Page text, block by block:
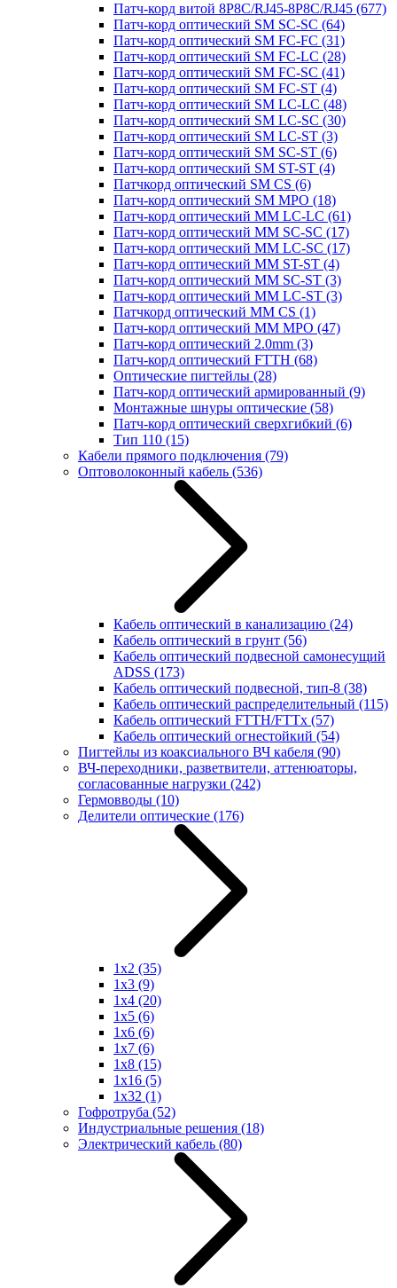
Патч-корд витой 8P8C/RJ45-8P8C/RJ45 (677)
Патч-корд оптический SM SC-SC (64)
Патч-корд оптический SM FC-FC (31)
Патч-корд оптический SM FC-LC (28)
Патч-корд оптический SM FC-SC (41)
Патч-корд оптический SM FC-ST (4)
Патч-корд оптический SM LC-LC (48)
Патч-корд оптический SM LC-SC (30)
Патч-корд оптический SM LC-ST (3)
Патч-корд оптический SM SC-ST (6)
Патч-корд оптический SM ST-ST (4)
Патчкорд оптический SM CS (6)
Патч-корд оптический SM MPO (18)
Патч-корд оптический MM LC-LC (61)
Патч-корд оптический MM SC-SC (17)
Патч-корд оптический MM LC-SC (17)
Патч-корд оптический MM ST-ST (4)
Патч-корд оптический MM SC-ST (3)
Патч-корд оптический MM LC-ST (3)
Патчкорд оптический MM CS (1)
Патч-корд оптический MM MPO (47)
Патч-корд оптический 2.0mm (3)
Патч-корд оптический FTTH (68)
Оптические пигтейлы (28)
Патч-корд оптический армированный (9)
Монтажные шнуры оптические (58)
Патч-корд оптический сверхгибкий (6)
Тип 110 (15)
Кабели прямого подключения (79)
Оптоволоконный кабель (536)
Кабель оптический в канализацию (24)
Кабель оптический в грунт (56)
Кабель оптический подвесной самонесущий
ADSS (173)
Кабель оптический подвесной, тип-8 (38)
Кабель оптический распределительный (115)
Кабель оптический FTTH/FTTx (57)
Кабель оптический огнестойкий (54)
Пигтейлы из коаксиального ВЧ кабеля (90)
ВЧ-переходники, разветвители, аттенюаторы,
согласованные нагрузки (242)
Гермовводы (10)
Делители оптические (176)
1x2 (35)
1x3 (9)
1x4 (20)
1x5 (6)
1x6 (6)
1x7 (6)
1x8 (15)
1x16 (5)
1x32 (1)
Гофротруба (52)
Индустриальные решения (18)
Электрический кабель (80)